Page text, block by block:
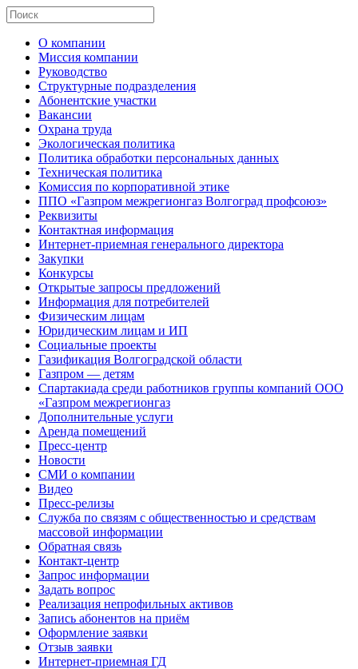
О компании
Миссия компании
Руководство
Структурные подразделения
Абонентские участки
Вакансии
Охрана труда
Экологическая политика
Политика обработки персональных данных
Техническая политика
Комиссия по корпоративной этике
ППО «Газпром межрегионгаз Волгоград профсоюз»
Реквизиты
Контактная информация
Интернет-приемная генерального директора
Закупки
Конкурсы
Открытые запросы предложений
Информация для потребителей
Физическим лицам
Юридическим лицам и ИП
Социальные проекты
Газификация Волгоградской области
Газпром — детям
Спартакиада среди работников группы компаний ООО
«Газпром межрегионгаз
Дополнительные услуги
Аренда помещений
Пресс-центр
Новости
СМИ о компании
Видео
Пресс-релизы
Служба по связям с общественностью и средствам
массовой информации
Обратная связь
Контакт-центр
Запрос информации
Задать вопрос
Реализация непрофильных активов
Запись абонентов на приём
Оформление заявки
Отзыв заявки
Интернет-приемная ГД